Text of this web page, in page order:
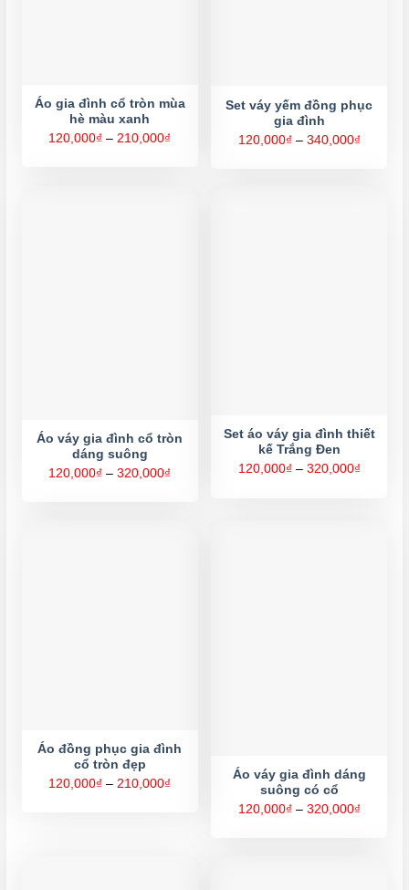
Áo gia đình cổ tròn mùa
hè màu xanh
120,000₫ – 210,000₫
Set váy yếm đồng phục
gia đình
120,000₫ – 340,000₫Khoảng
Áo váy gia đình cổ tròn
dáng suông
120,000₫ – 320,000₫
Set áo váy gia đình thiết
kế Trắng Đen
120,000₫ – 320,000₫Khoảng
Áo đồng phục gia đình
cổ tròn đẹp
120,000₫ – 210,000₫
Áo váy gia đình dáng
suông có cổ
120,000₫ – 320,000₫Khoảng